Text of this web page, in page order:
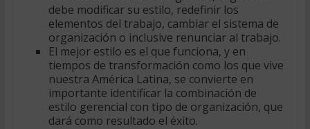
debe modificar su estilo, redefinir los
elementos del trabajo, cambiar el sistema de
organización o inclusive renunciar al trabajo.
El mejor estilo es el que funciona, y en
tiempos de transformación como los que vive
nuestra América Latina, se convierte en
importante identificar la combinación de
estilo gerencial con tipo de organización, que
dará como resultado el éxito.